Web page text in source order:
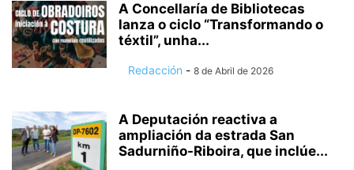
A Concellaría de Bibliotecas
lanza o ciclo “Transformando o
téxtil”, unha...
Redacción - 8 de Abril de 2026
A Deputación reactiva a
ampliación da estrada San
Sadurniño-Riboira, que inclúe...